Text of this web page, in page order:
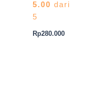
5.00 dari
5
Rp280.000